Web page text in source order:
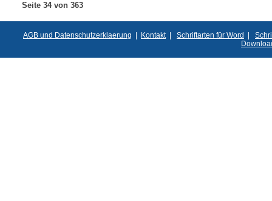
Seite 34 von 363
AGB und Datenschutzerklaerung | Kontakt| Schriftarten für Word |